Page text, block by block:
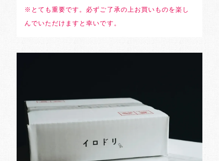
※とても重要です。必ずご了承の上お買いものを楽し
んでいただけますと幸いです。